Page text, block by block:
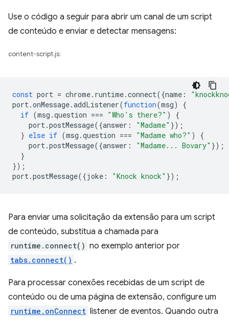
Use o código a seguir para abrir um canal de um script
de conteúdo e enviar e detectar mensagens:
content-script.js:
const port = chrome. runtime.connect({name :
port.onMessage.addListener(function(msg)
{
if (msg .question === "Who's there?" )
{
port.postMessage({answer : "Madame" });
} else if (msg .question === "Madame who?" )
{
port.postMessage({answer : "Madame... Bovary" });
}
});
port.postMessage({joke : "Knock knock" });
Para enviar uma solicitação da extensão para um script
de conteúdo, substitua a chamada para
runtime.connect() no exemplo anterior por
tabs.connect() .
Para processar conexões recebidas de um script de
conteúdo ou de uma página de extensão, configure um
runtime.onConnect listener de eventos. Quando outra